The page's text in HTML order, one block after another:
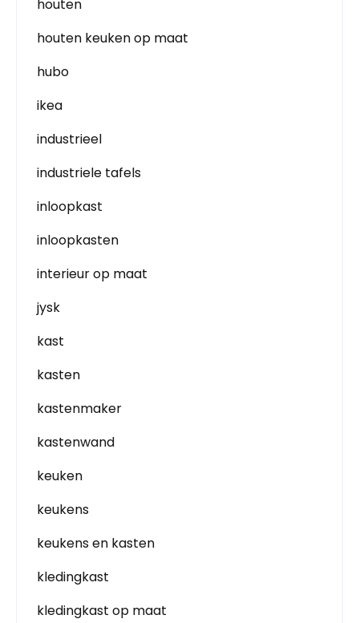
houten
houten keuken op maat
hubo
ikea
industrieel
industriele tafels
inloopkast
inloopkasten
interieur op maat
jysk
kast
kasten
kastenmaker
kastenwand
keuken
keukens
keukens en kasten
kledingkast
kledingkast op maat